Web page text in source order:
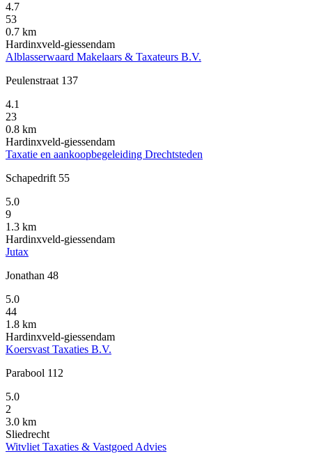
4.7
53
0.7 km
Hardinxveld-giessendam
Alblasserwaard Makelaars & Taxateurs B.V.
Peulenstraat 137
4.1
23
0.8 km
Hardinxveld-giessendam
Taxatie en aankoopbegeleiding Drechtsteden
Schapedrift 55
5.0
9
1.3 km
Hardinxveld-giessendam
Jutax
Jonathan 48
5.0
44
1.8 km
Hardinxveld-giessendam
Koersvast Taxaties B.V.
Parabool 112
5.0
2
3.0 km
Sliedrecht
Witvliet Taxaties & Vastgoed Advies